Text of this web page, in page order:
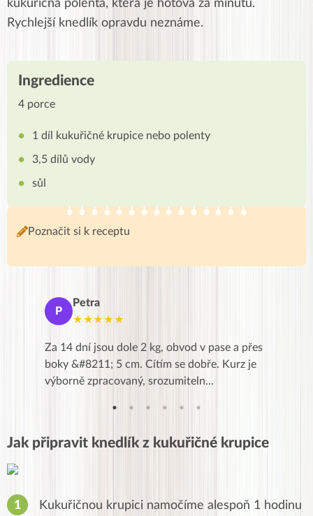
kukuřičná polenta, která je hotová za minutu.
Rychlejší knedlík opravdu neznáme.
Ingredience
4 porce
1 díl kukuřičné krupice nebo polenty
3,5 dílů vody
sůl
Poznačit si k receptu
P
Petra
★★★★★
Za 14 dní jsou dole 2 kg, obvod v pase a přes
boky &#8211; 5 cm. Cítím se dobře. Kurz je
výborně zpracovaný, srozumiteln…
Jak připravit knedlík z kukuřičné krupice
Kukuřičnou krupici namočíme alespoň 1 hodinu